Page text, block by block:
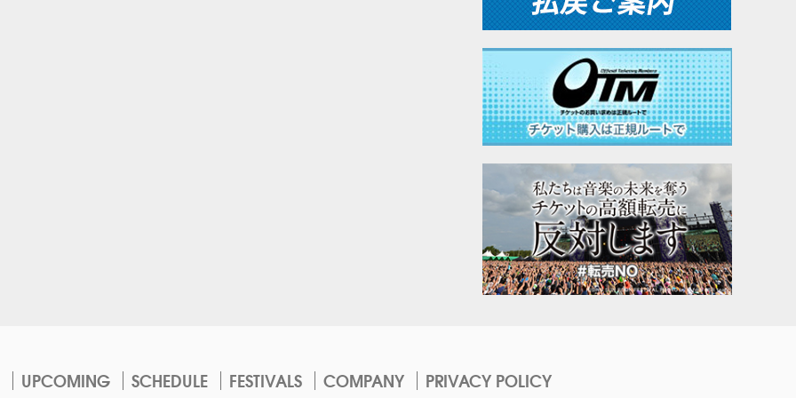
UPCOMING SCHEDULE FESTIVALS COMPANY PRIVACY POLICY